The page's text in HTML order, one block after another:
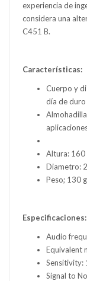
experiencia de
considera una
C451 B.
Características:
Cuerpo y
día de duro
Altura: 160
Diametro:
Peso; 130 g
Especificaciones:
Audio
Equivalent
Sensitivity:
Signal to